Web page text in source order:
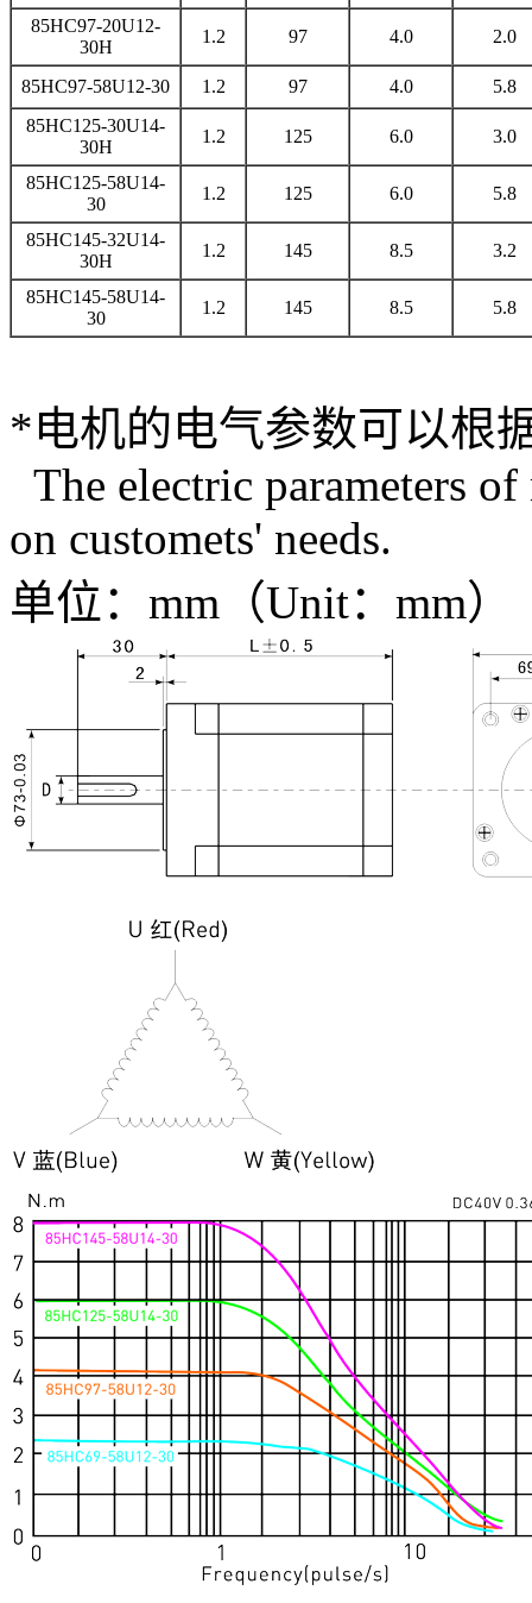
85HC97-20U12-
30H
1.2 97 4.0 2.0
85HC97-58U12-30 1.2 97 4.0
5.8
85HC125-30U14-
30H
1.2 125 6.0 3.0
85HC125-58U14-
30
1.2 125 6.0 5.8
85HC145-32U14-
30H
1.2 145 8.5 3.2
85HC145-58U14-
30
1.2 145 8.5 5.8
*电机的电气参数可以根
The electric parameters
on customets' needs.
单位：mm（Unit：mm）